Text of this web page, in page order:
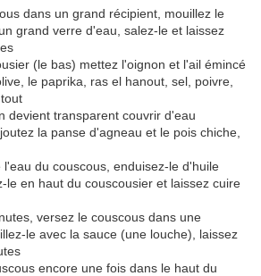
dans un grand récipient, mouillez le
grand verre d'eau, salez-le et laissez
(le bas) mettez l'oignon et l'ail émincé
le paprika, ras el hanout, sel, poivre,
devient transparent couvrir d'eau
la panse d'agneau et le pois chiche,
l'eau du couscous, enduisez-le d'huile
le en haut du couscousier et laissez cuire
versez le couscous dans une
le avec la sauce (une louche), laissez
encore une fois dans le haut du